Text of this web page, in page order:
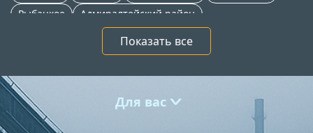
Рыбацкое
Адмиралтейский район
Приморский район
Петергоф
Новое Девяткино
Софийская Мга Всеволожск
Кировск
Кировский район
Красногвардейский район
Московский район
Отрадное
Красносельский район
Показать все
Для вас>